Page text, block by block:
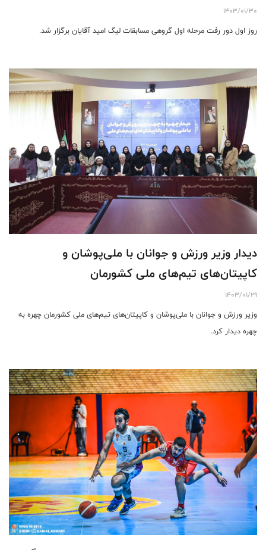
1403/01/30
روز اول دور رفت مرحله اول گروهی مسابقات لیگ امید آقایان برگزار شد.
دیدار وزیر ورزش و جوانان با ملی‌پوشان و
کاپیتان‌های تیم‌های ملی کشورمان
1403/01/29
وزیر ورزش و جوانان با ملی‌پوشان و کاپیتان‌های تیم‌های ملی کشورمان چهره به
چهره دیدار کرد.